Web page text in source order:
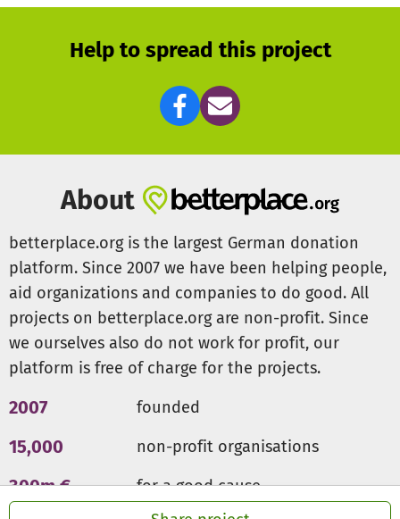
Help to spread this project
About
betterplace.org is the largest German donation
platform. Since 2007 we have been helping people,
aid organizations and companies to do good. All
projects on betterplace.org are non-profit. Since
we ourselves also do not work for profit, our
platform is free of charge for the projects.
2007 founded
15,000 non-profit organisations
300m € for a good cause